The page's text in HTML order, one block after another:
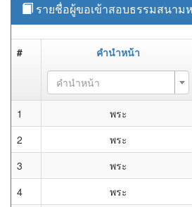
รายชื่อผู้ขอเข้าสอบธรรมสนา
# คำนำหน้า
คำนำหน้า
1 พระ
2
พระ
3
พระ
4
พระ